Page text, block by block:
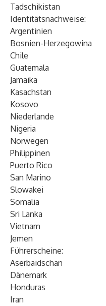
Tadschikistan
Identitätsnachweise:
Argentinien
Bosnien-Herzegowina
Chile
Guatemala
Jamaika
Kasachstan
Kosovo
Niederlande
Nigeria
Norwegen
Philippinen
Puerto Rico
San Marino
Slowakei
Somalia
Sri Lanka
Vietnam
Jemen
Führerscheine:
Aserbaidschan
Dänemark
Honduras
Iran